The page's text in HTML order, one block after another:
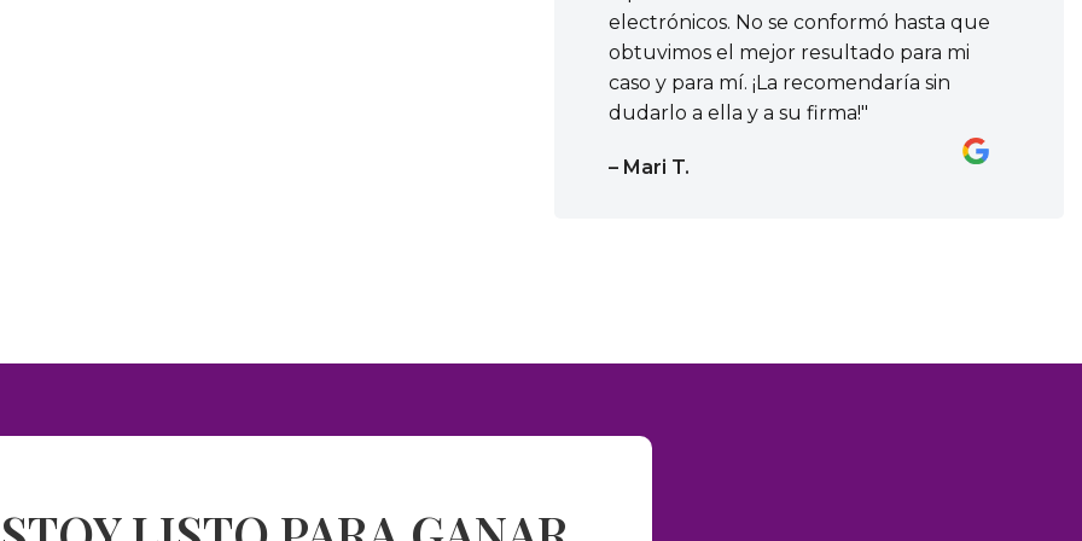
electrónicos. No se conformó hasta que
obtuvimos el mejor resultado para mi
caso y para mí. ¡La recomendaría sin
dudarlo a ella y a su firma!"
– Mari T.